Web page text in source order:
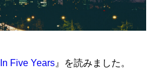
In Five Years 』を読みました。